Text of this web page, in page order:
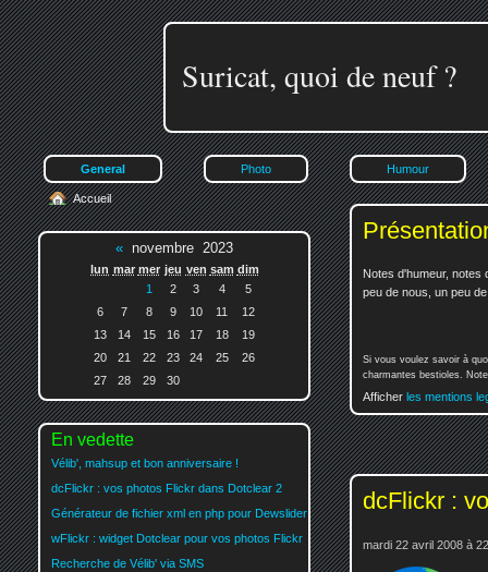
Suricat, quoi de neuf ?
General Photo Humour
Notes d'humeur, notes
peu de nous, un peu
Si vous voulez savoir à
charmantes bestioles.
Afficher les mentions
dcFlickr :
mardi 22 avril 2008 à
Accueil
« novembre 2023
lun mar mer jeu ven sam dim
1
2 3 4
5
6
7 8 9 10 11
12
13
14 15 16 17 18
19
20
21 22 23 24 25
26
27
28 29 30
En vedette
Vélib', mahsup et bon anniversaire !
dcFlickr : vos photos Flickr dans Dotclear 2
Générateur de fichier xml en php pour Dewslider
wFlickr : widget Dotclear pour vos photos Flickr
Recherche de Vélib' via SMS